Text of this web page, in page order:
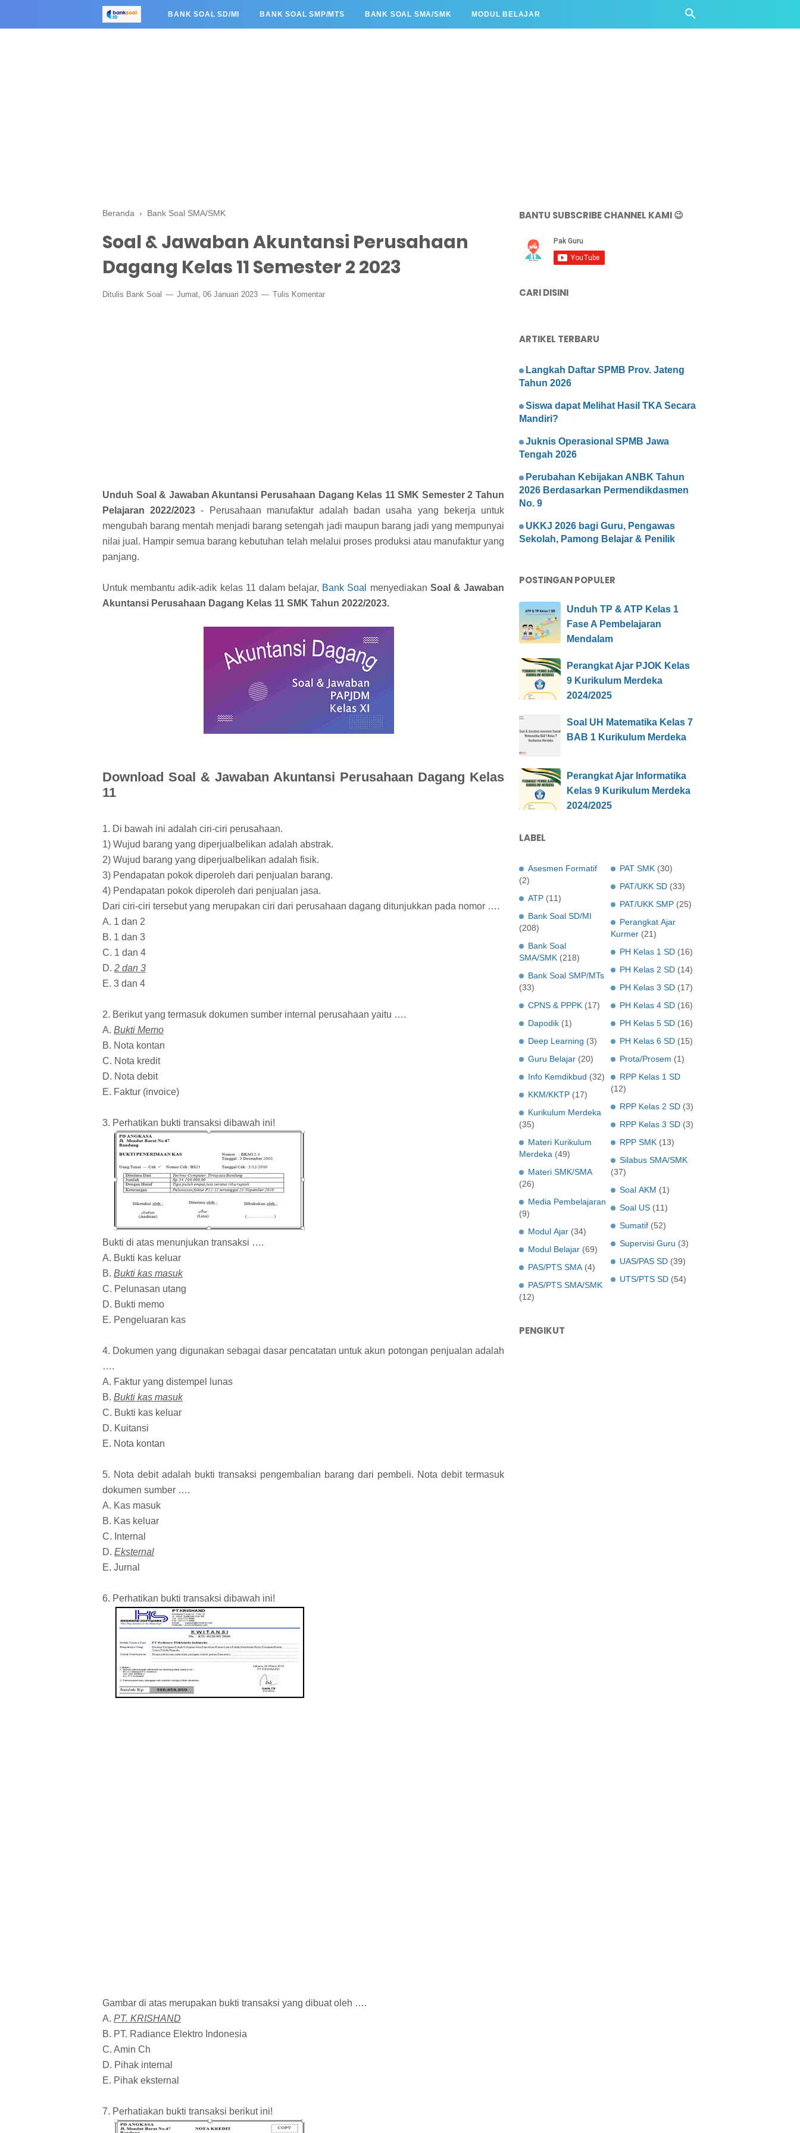
BANK SOAL SD/MI BANK SOAL SMP/MTS BANK SOAL SMA/SMK MODUL BELAJAR
Beranda › Bank Soal SMA/SMK
Soal & Jawaban Akuntansi Perusahaan
Dagang Kelas 11 Semester 2 2023
Ditulis Bank Soal Jumat, 06 Januari 2023 Tulis Komentar
Unduh Soal & Jawaban Akuntansi Perusahaan Dagang Kelas 11 SMK Semester 2 Tahun
Pelajaran 2022/2023 - Perusahaan manufaktur adalah badan usaha yang bekerja untuk
mengubah barang mentah menjadi barang setengah jadi maupun barang jadi yang mempunyai
nilai jual. Hampir semua barang kebutuhan telah melalui proses produksi atau manufaktur yang
panjang.
Untuk membantu adik-adik kelas 11 dalam belajar, Bank Soal menyediakan Soal & Jawaban
Akuntansi Perusahaan Dagang Kelas 11 SMK Tahun 2022/2023.
Download Soal & Jawaban Akuntansi Perusahaan Dagang Kelas
11
1. Di bawah ini adalah ciri-ciri perusahaan.
1) Wujud barang yang diperjualbelikan adalah abstrak.
2) Wujud barang yang diperjualbelikan adalah fisik.
3) Pendapatan pokok diperoleh dari penjualan barang.
4) Pendapatan pokok diperoleh dari penjualan jasa.
Dari ciri-ciri tersebut yang merupakan ciri dari perusahaan dagang ditunjukkan pada nomor ….
A. 1 dan 2
B. 1 dan 3
C. 1 dan 4
D. 2 dan 3
E. 3 dan 4
2. Berikut yang termasuk dokumen sumber internal perusahaan yaitu ….
A. Bukti Memo
B. Nota kontan
C. Nota kredit
D. Nota debit
E. Faktur (invoice)
3. Perhatikan bukti transaksi dibawah ini!
Bukti di atas menunjukan transaksi ….
A. Bukti kas keluar
B. Bukti kas masuk
C. Pelunasan utang
D. Bukti memo
E. Pengeluaran kas
4. Dokumen yang digunakan sebagai dasar pencatatan untuk akun potongan penjualan adalah
….
A. Faktur yang distempel lunas
B. Bukti kas masuk
C. Bukti kas keluar
D. Kuitansi
E. Nota kontan
5. Nota debit adalah bukti transaksi pengembalian barang dari pembeli. Nota debit termasuk
dokumen sumber ….
A. Kas masuk
B. Kas keluar
C. Internal
D. Eksternal
E. Jurnal
6. Perhatikan bukti transaksi dibawah ini!
Gambar di atas merupakan bukti transaksi yang dibuat oleh ….
A. PT. KRISHAND
B. PT. Radiance Elektro Indonesia
C. Amin Ch
D. Pihak internal
E. Pihak eksternal
7. Perhatiakan bukti transaksi berikut ini!
BANTU SUBSCRIBE CHANNEL KAMI 😉
CARI DISINI
ARTIKEL TERBARU
Langkah Daftar SPMB Prov. Jateng
Tahun 2026
Siswa dapat Melihat Hasil TKA Secara
Mandiri?
Juknis Operasional SPMB Jawa
Tengah 2026
Perubahan Kebijakan ANBK Tahun
2026 Berdasarkan Permendikdasmen
No. 9
UKKJ 2026 bagi Guru, Pengawas
Sekolah, Pamong Belajar & Penilik
POSTINGAN POPULER
Unduh TP & ATP Kelas 1
Fase A Pembelajaran
Mendalam
Perangkat Ajar PJOK Kelas
9 Kurikulum Merdeka
2024/2025
Soal UH Matematika Kelas 7
BAB 1 Kurikulum Merdeka
Perangkat Ajar Informatika
Kelas 9 Kurikulum Merdeka
2024/2025
LABEL
Asesmen Formatif
(2)
ATP (11)
Bank Soal SD/MI
(208)
Bank Soal
SMA/SMK (218)
Bank Soal SMP/MTs
(33)
CPNS & PPPK (17)
Dapodik (1)
Deep Learning (3)
Guru Belajar (20)
Info Kemdikbud (32)
KKM/KKTP (17)
Kurikulum Merdeka
(35)
Materi Kurikulum
Merdeka (49)
Materi SMK/SMA
(26)
Media Pembelajaran
(9)
Modul Ajar (34)
Modul Belajar (69)
PAS/PTS SMA (4)
PAS/PTS SMA/SMK
(12)
PAT SMK (30)
PAT/UKK SD (33)
PAT/UKK SMP (25)
Perangkat Ajar
Kurmer (21)
PH Kelas 1 SD (16)
PH Kelas 2 SD (14)
PH Kelas 3 SD (17)
PH Kelas 4 SD (16)
PH Kelas 5 SD (16)
PH Kelas 6 SD (15)
Prota/Prosem (1)
RPP Kelas 1 SD
(12)
RPP Kelas 2 SD (3)
RPP Kelas 3 SD (3)
RPP SMK (13)
Silabus SMA/SMK
(37)
Soal AKM (1)
Soal US (11)
Sumatif (52)
Supervisi Guru (3)
UAS/PAS SD (39)
UTS/PTS SD (54)
PENGIKUT